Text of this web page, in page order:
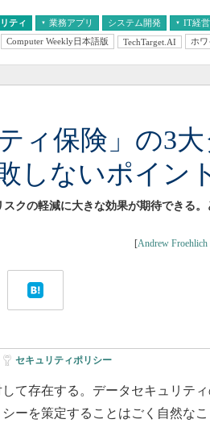
ティ 業務アプリ システム開発 IT経営
経営とIT 医療IT
Computer Weekly日本語版 TechTarget.AI ホ
ィ保険」の3大
しないポイン
クの軽減に大きな効果が期待できる。
[Andrew Froehlich
セキュリティポリシー
て存在する。データセキュリティ
ーを策定することはごく自然なこ